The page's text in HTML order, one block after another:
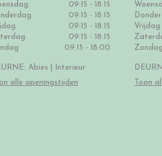
09:15 - 18:15
09:15 - 18:15
09:15 - 18:15
09:15 - 18:15
09:15 - 18:00
Abies | Interieur
alle openingstijden
Vrijdag
Zondag
Toon